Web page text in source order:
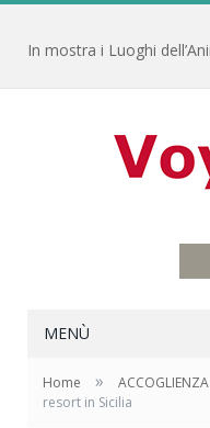
MENÙ
Home » ACCOGLIENZA
resort in Sicilia